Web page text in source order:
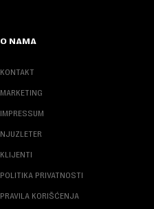
O NAMA
KONTAKT
MARKETING
IMPRESSUM
NJUZLETER
KLIJENTI
POLITIKA PRIVATNOSTI
PRAVILA KORIŠĆENJA